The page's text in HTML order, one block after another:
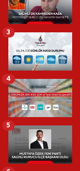
3
4
5